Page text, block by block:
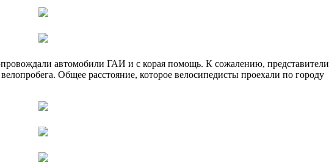
автомобили ГАИ и с корая помощь. К сожалению, представители
Общее расстояние, которое велосипедисты проехали по городу